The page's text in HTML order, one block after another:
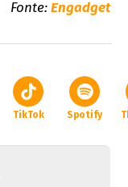
Fonte:Engadget
TikTok Spotify